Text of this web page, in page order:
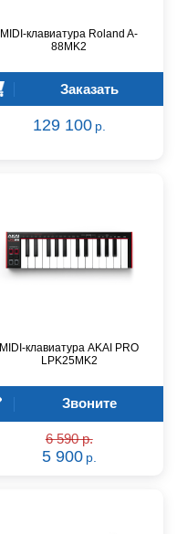
MIDI-клавиатура Roland A-
88MK2
Заказать
129 100 р.
MIDI-клавиатура AKAI PRO
LPK25MK2
Звоните
6 590 р.
5 900 р.